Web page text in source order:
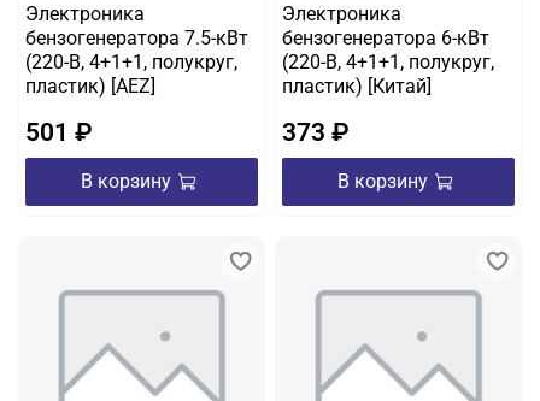
Электроника
бензогенератора 7.5-кВт
(220-B, 4+1+1, полукруг,
пластик) [AEZ]
501 ₽
В корзину
Электроника
бензогенератора 6-кВт
(220-B, 4+1+1, полукруг,
пластик) [Китай]
373 ₽
В корзину